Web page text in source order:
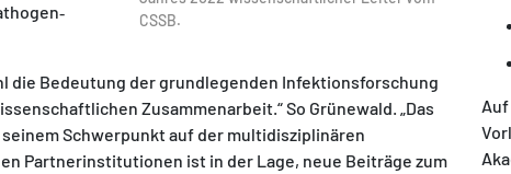
CSSB.
die Bedeutung der grundlegenden Infektionsforschung
Zusammenarbeit.“ So Grünewald. „Das
Schwerpunkt auf der multidisziplinären
Partnerinstitutionen ist in der Lage, neue Beiträge zum